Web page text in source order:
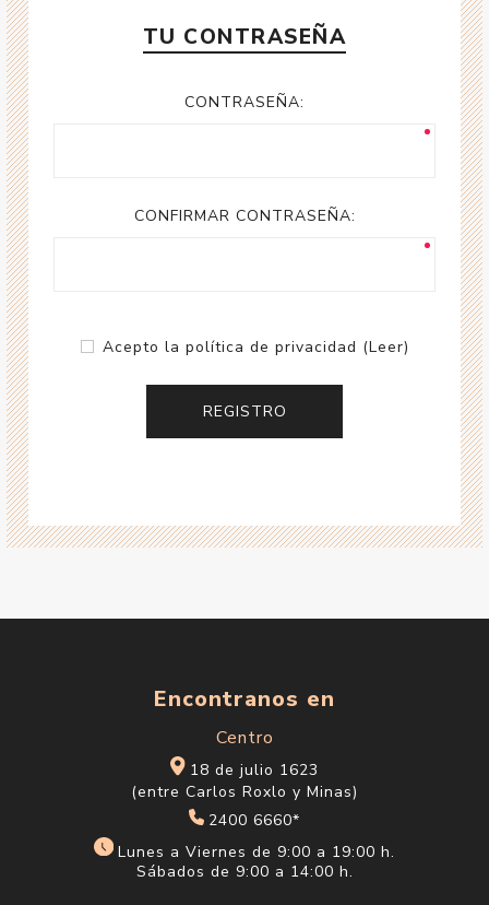
TU CONTRASEÑA
CONTRASEÑA:
CONFIRMAR CONTRASEÑA:
Acepto la política de privacidad (Leer)
Encontranos en
Centro
18 de julio 1623
(entre Carlos Roxlo y Minas)
2400 6660*
Lunes a Viernes de 9:00 a 19:00 h.
Sábados de 9:00 a 14:00 h.